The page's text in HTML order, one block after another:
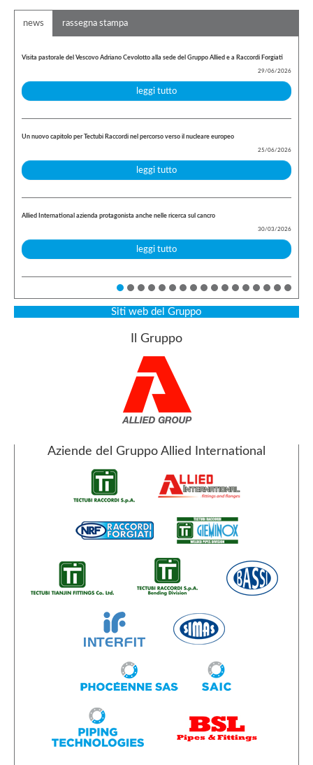
news rassegna stampa
Visita pastorale del Vescovo Adriano Cevolotto alla sede del Gruppo Allied e a Raccordi Forgiati
29/06/2026
leggi tutto
Un nuovo capitolo per Tectubi Raccordi nel percorso verso il nucleare europeo
25/06/2026
leggi tutto
Allied International azienda protagonista anche nelle ricerca sul cancro
30/03/2026
leggi tutto
Siti web del Gruppo
Il Gruppo
Aziende del Gruppo Allied International